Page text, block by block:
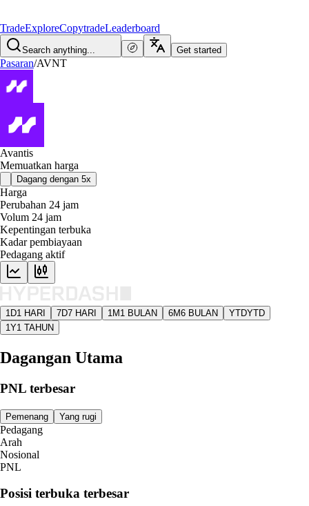
TradeExploreCopytradeLeaderboard
Search anything... Get started
Pasaran/AVNT
Avantis
Memuatkan harga
Dagang dengan 5x
Harga
Perubahan 24 jam
Volum 24 jam
Kepentingan terbuka
Kadar pembiayaan
Pedagang aktif
1D1 HARI 7D7 HARI 1M 1 BULAN 6M6 BULAN YTDYTD
1Y1 TAHUN
Dagangan Utama
PNL terbesar
Pemenang Yang rugi
Pedagang
Arah
Nosional
PNL
Posisi terbuka terbesar